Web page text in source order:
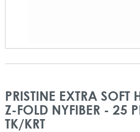
PRISTINE EXTRA SOFT
Z-FOLD NYFIBER - 25
TK/KRT
slutningen
af
billedgalleriet
starten
af
billedgalleriet